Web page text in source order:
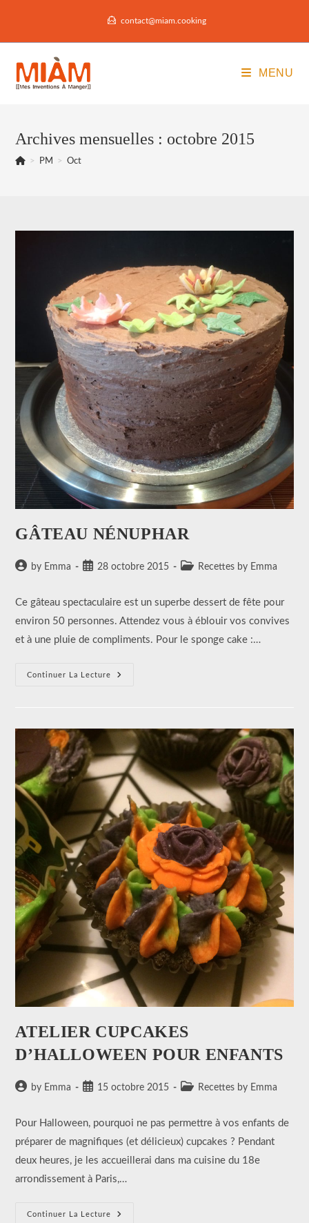
content
contact@miam.cooking
MENU
Archives mensuelles : octobre 2015
> PM > Oct
GÂTEAU NÉNUPHAR
Auteur/autrice
publication :
by Emma
Publication
28 octobre 2015
Post Recettes by Emma
Ce gâteau spectaculaire est un superbe dessert de fête pour
environ 50 personnes. Attendez vous à éblouir vos convives
et à une pluie de compliments. Pour le sponge cake :…
Continuer La Lecture
GÂTEAU
ATELIER CUPCAKES
D’HALLOWEEN POUR ENFANTS
Auteur/autrice
by Emma
Publication
15 octobre 2015
Post Recettes by Emma
Pour Halloween, pourquoi ne pas permettre à vos enfants de
préparer de magnifiques (et délicieux) cupcakes ? Pendant
deux heures, je les accueillerai dans ma cuisine du 18e
arrondissement à Paris,…
Continuer La Lecture
ATELIER